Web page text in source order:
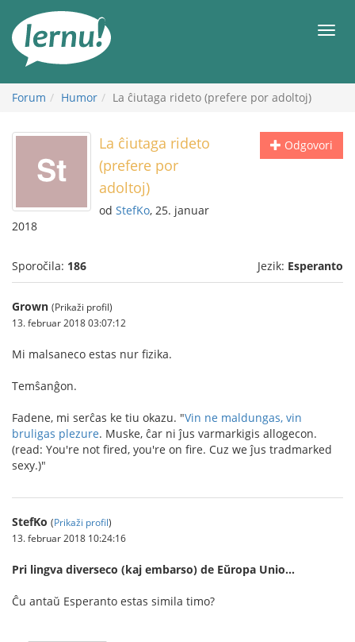
vsebini
Meni
Forum Humor La ĉiutaga rideto (prefere por adoltoj)
Odgovori
La ĉiutaga rideto
(prefere por
adoltoj)
od StefKo, 25. januar
2018
Sporočila: 186 Jezik: Esperanto
Grown (Prikaži profil)
13. februar 2018 03:07:12
Mi malsaneco estas nur fizika.
Temŝanĝon.
Fadene, mi serĉas ke tiu okazu. "Vin ne maldungas, vin
bruligas plezure. Muske, ĉar ni ĵus varmarkigis allogecon.
(read: You're not fired, you're on fire. Cuz we ĵus tradmarked
sexy.)"
StefKo (Prikaži profil)
13. februar 2018 10:24:16
Pri lingva diverseco (kaj embarso) de Eŭropa Unio…
Ĉu antaŭ Esperanto estas simila timo?